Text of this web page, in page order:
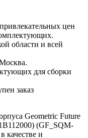
цен
области и всей
для сборки
заказ
Geometric Future
(GF_SQM-
качестве и